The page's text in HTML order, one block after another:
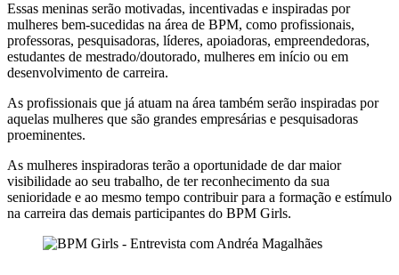
Essas meninas serão motivadas, incentivadas e inspiradas por
mulheres bem-sucedidas na área de BPM, como profissionais,
professoras, pesquisadoras, líderes, apoiadoras, empreendedoras,
estudantes de mestrado/doutorado, mulheres em início ou em
desenvolvimento de carreira.
As profissionais que já atuam na área também serão inspiradas por
aquelas mulheres que são grandes empresárias e pesquisadoras
proeminentes.
As mulheres inspiradoras terão a oportunidade de dar maior
visibilidade ao seu trabalho, de ter reconhecimento da sua
senioridade e ao mesmo tempo contribuir para a formação e estímulo
na carreira das demais participantes do BPM Girls.